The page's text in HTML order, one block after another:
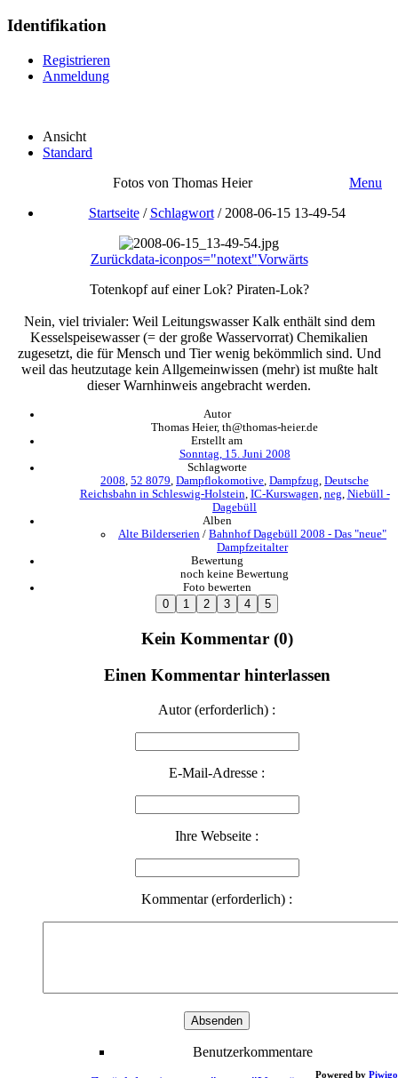
Identifikation
Registrieren
Anmeldung
Ansicht
Standard
Fotos von Thomas Heier
Menu
Startseite/ Schlagwort / 2008-06-15 13-49-54
Zurückdata-iconpos="notext"Vorwärts
Totenkopf auf einer Lok? Piraten-Lok?
Nein, viel trivialer: Weil Leitungswasser Kalk enthält sind dem
Kesselspeisewasser (= der große Wasservorrat) Chemikalien
zugesetzt, die für Mensch und Tier wenig bekömmlich sind. Und
weil das heutzutage kein Allgemeinwissen (mehr) ist mußte halt
dieser Warnhinweis angebracht werden.
Autor
Thomas Heier, th@thomas-heier.de
Erstellt am
Sonntag, 15. Juni 2008
Schlagworte
2008 52 8079 Dampflokomotive Dampfzug Deutsche
Reichsbahn in Schleswig-Holstein IC-Kurswagen neg Niebüll -
Dagebüll
Alben
Alte Bilderserien / Bahnhof Dagebüll 2008 - Das "neue"
Dampfzeitalter
Bewertung
noch keine Bewertung
Foto bewerten
Kein Kommentar (0)
Einen Kommentar hinterlassen
Autor (erforderlich) :
E-Mail-Adresse :
Ihre Webseite :
Kommentar (erforderlich) :
Benutzerkommentare
Powered by Piwigo